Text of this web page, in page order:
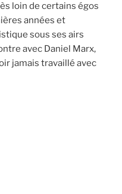
loin de certains égos
années et
sous ses airs
avec Daniel Marx,
jamais travaillé avec